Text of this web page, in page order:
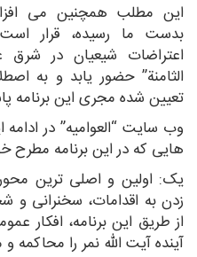
این مطلب همچنین می
بدست ما رسیده، قرار
اعتراضات شیعیان در شرق
الثامنة” حضور یابد و به
تعیین شده مجری این برنامه
وب سایت “العوامیه” در
هایی که در این برنامه
یک: اولین و اصلی ترین محور
زدن به اقدامات، سخنرانی
از طریق این برنامه، افکار
آینده آیت الله نمر را محاکمه